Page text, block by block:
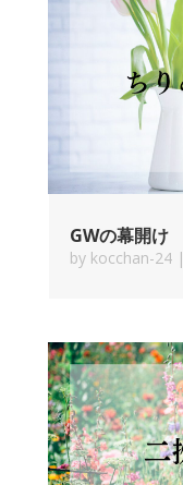
GWの幕開け
by kocchan-24|